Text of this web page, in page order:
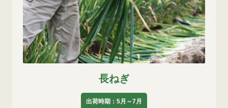
長ねぎ
出荷時期：5月～7月